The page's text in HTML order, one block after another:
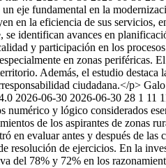
eje fundamental en la
en la eficiencia de sus
identifican avances en
y participación en los
en zonas
Además, el estudio
ciudadana.</p>
2026-06-30 2026-06-30 28 1 11
y lógico considerados
de los aspirantes de zonas
evaluar antes y después de
resolución de ejercicios. En la
del 78% y 72% en los